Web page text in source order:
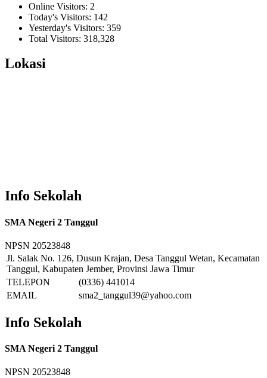
Online Visitors: 2
Today's Visitors: 142
Yesterday's Visitors: 359
Total Visitors: 318,328
Lokasi
Info Sekolah
SMA Negeri 2 Tanggul
NPSN 20523848
Jl. Salak No. 126, Dusun Krajan, Desa Tanggul Wetan, Kecamatan
Tanggul, Kabupaten Jember, Provinsi Jawa Timur
TELEPON
(0336) 441014
EMAIL
sma2_tanggul39@yahoo.com
Info Sekolah
SMA Negeri 2 Tanggul
NPSN 20523848